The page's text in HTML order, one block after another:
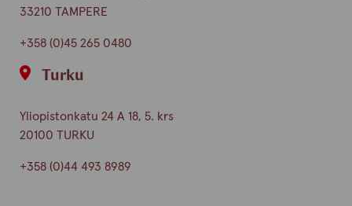
33210 TAMPERE
+358 (0)45 265 0480
Turku
Yliopistonkatu 24 A 18, 5. krs
20100 TURKU
+358 (0)44 493 8989